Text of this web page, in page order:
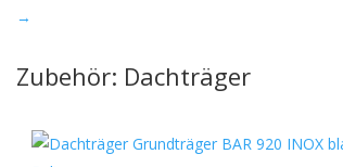
→
Zubehör: Dachträger